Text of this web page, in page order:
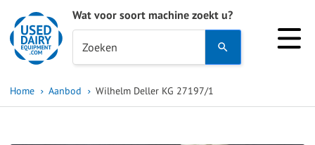
Wat voor soort machine zoekt u?
Zoeken
and
Home Aanbod Wilhelm Deller KG 27197/1